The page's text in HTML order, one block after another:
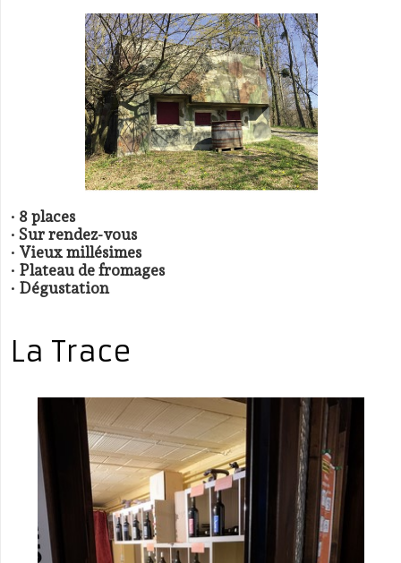
· 8 places
· Sur rendez-vous
· Vieux millésimes
· Plateau de fromages
· Dégustation
La Trace